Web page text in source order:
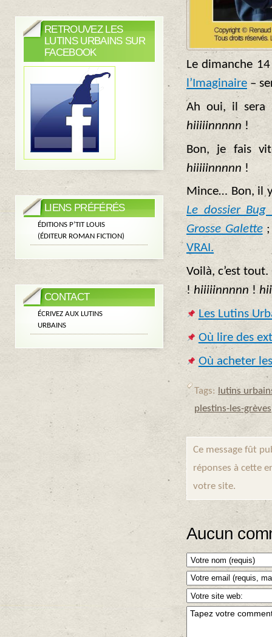
Le dimanche
l’Imaginaire –
Ah oui, il sera
hiiiiinnnnn !
Bon, je fais
hiiiiinnnnn !
Mince… Bon, il
Le dossier Bug
Grosse Galette;
VRAI.
Voilà, c’est
!hiiiiinnnnn !
Les Lutins
Où lire des
Où acheter
Tags:
lutins
plestins-les-grèves
Ce message fût
réponses à cette
votre site.
Aucun
RETROUVEZ LES
LUTINS URBAINS SUR
FACEBOOK
LIENS PRÉFÉRÉS
ÉDITIONS P’TIT LOUIS
(ÉDITEUR ROMAN FICTION)
CONTACT
ÉCRIVEZ AUX LUTINS
URBAINS